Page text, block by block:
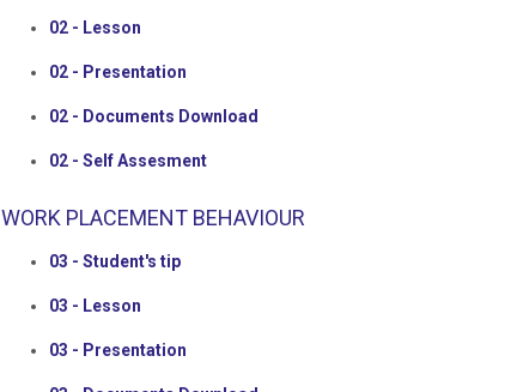
02 - Lesson
02 - Presentation
02 - Documents Download
02 - Self Assesment
WORK PLACEMENT BEHAVIOUR
03 - Student's tip
03 - Lesson
03 - Presentation